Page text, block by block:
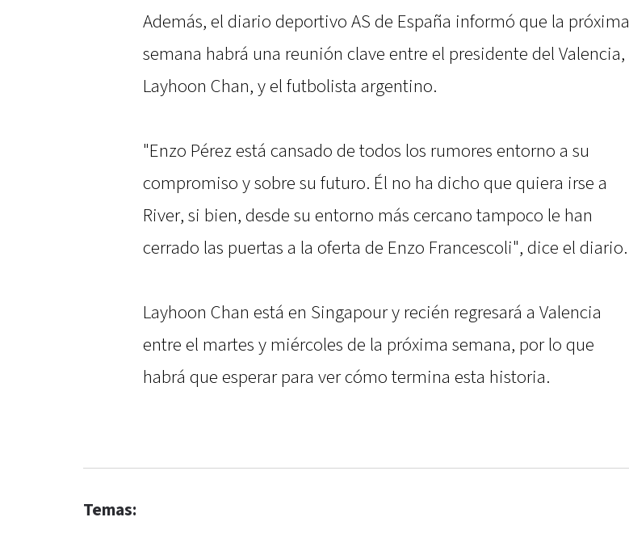
Además, el diario deportivo AS de España informó que la próxima
semana habrá una reunión clave entre el presidente del Valencia,
Layhoon Chan, y el futbolista argentino.
"Enzo Pérez está cansado de todos los rumores entorno a su
compromiso y sobre su futuro. Él no ha dicho que quiera irse a
River, si bien, desde su entorno más cercano tampoco le han
cerrado las puertas a la oferta de Enzo Francescoli", dice el diario.
Layhoon Chan está en Singapour y recién regresará a Valencia
entre el martes y miércoles de la próxima semana, por lo que
habrá que esperar para ver cómo termina esta historia.
Temas: